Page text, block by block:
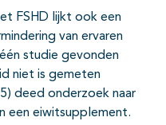
FSHD lijkt ook een
van ervaren
studie gevonden
niet is gemeten
deed onderzoek naar
een eiwitsupplement.